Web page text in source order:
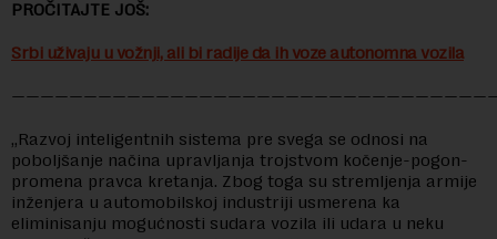
PROČITAJTE JOŠ:
Srbi uživaju u vožnji, ali bi radije da ih voze autonomna vozila
„Razvoj inteligentnih sistema pre svega se odnosi na
poboljšanje načina upravljanja trojstvom kočenje-pogon-
promena pravca kretanja. Zbog toga su stremljenja armije
inženjera u automobilskoj industriji usmerena ka
eliminisanju mogućnosti sudara vozila ili udara u neku